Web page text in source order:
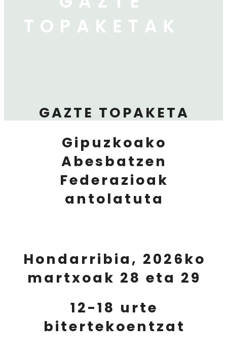
TOPAKETAK
GAZTE TOPAKETA
Gipuzkoako
Abesbatzen
Federazioak
antolatuta
Hondarribia, 2026ko
martxoak 28 eta 29
12-18 urte
bitertekoentzat